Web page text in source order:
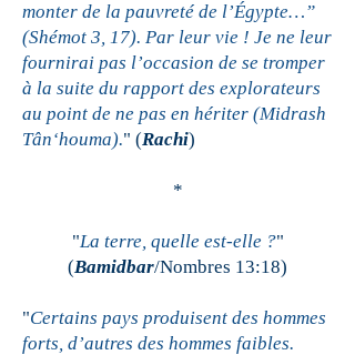
monter de la pauvreté de l’Égypte…”
(Shémot 3, 17). Par leur vie ! Je ne leur
fournirai pas l’occasion de se tromper
à la suite du rapport des explorateurs
au point de ne pas en hériter (Midrash
Tân‘houma)." (Rachi)
*
"La terre, quelle est-elle ?"
(Bamidbar/Nombres 13:18)
"Certains pays produisent des hommes
forts, d’autres des hommes faibles.